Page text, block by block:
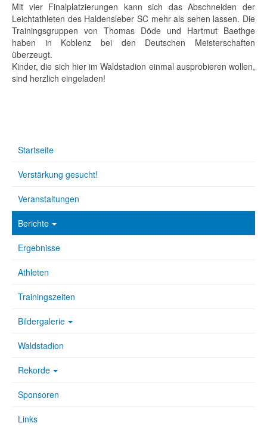
Mit vier Finalplatzierungen kann sich das Abschneiden der
Leichtathleten des Haldensleber SC mehr als sehen lassen. Die
Trainingsgruppen von Thomas Döde und Hartmut Baethge
haben in Koblenz bei den Deutschen Meisterschaften
überzeugt.
Kinder, die sich hier im Waldstadion einmal ausprobieren wollen,
sind herzlich eingeladen!
Startseite
Verstärkung gesucht!
Veranstaltungen
Berichte
Ergebnisse
Athleten
Trainingszeiten
Bildergalerie
Waldstadion
Rekorde
Sponsoren
Links